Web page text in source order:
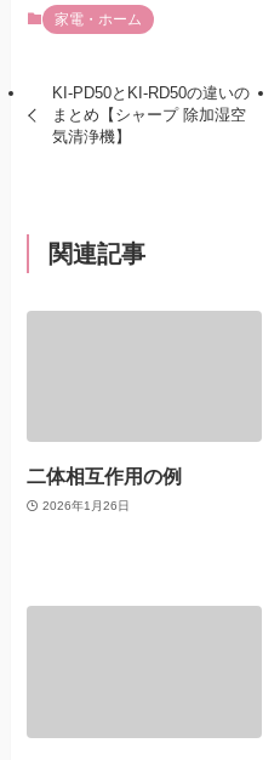
家電・ホーム
KI-PD50とKI-RD50の違いの
まとめ【シャープ 除加湿空
気清浄機】
関連記事
二体相互作用の例
2026年1月26日